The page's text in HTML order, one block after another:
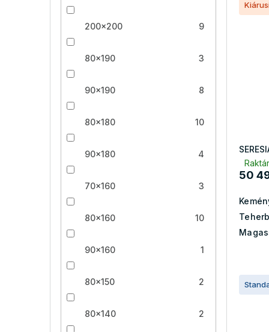
200x200 9
80x190 3
90x190 8
80x180 10
90x180 4
70x160 3
80x160 10
90x160 1
80x150 2
80x140 2
50